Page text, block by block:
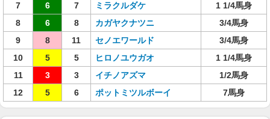
7
6 7 ミラクルダケ
1 1/4馬身
8
6 8 カガヤクナツニ
3/4馬身
9
8 11 セノエワールド
3/4馬身
10
5 5 ヒロノユウガオ
1 1/4馬身
11
3 3 イチノアズマ
1/2馬身
12
5 6 ポットミツルボーイ 7馬身